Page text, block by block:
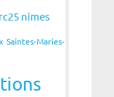
nimes
Saintes-Maries-